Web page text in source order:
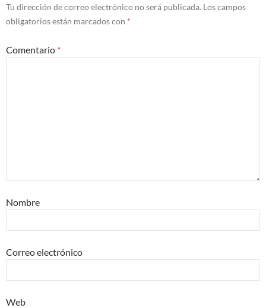
Tu dirección de correo electrónico no será publicada. Los campos
obligatorios están marcados con *
Comentario *
Nombre
Correo electrónico
Web